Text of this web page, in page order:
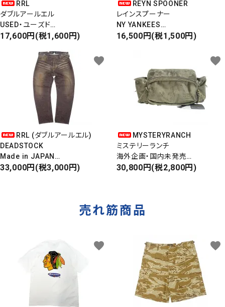
RRL
ダブルアールエル
USED・ユーズド
6PANEL CAP
17,600円(税1,600円)
REYN SPOONER
レインスプーナー
NY YANKEES
ニューヨークヤンキース
16,500円(税1,500円)
RRL (ダブルアールエル)
DEADSTOCK
Made in JAPAN
DAMAGE DENIM PANTS
33,000円(税3,000円)
favorite
MYSTERYRANCH
ミステリーランチ
海外企画・国内未発売
WAIST BAG
30,800円(税2,800円)
favorite
売れ筋商品
favorite favorite